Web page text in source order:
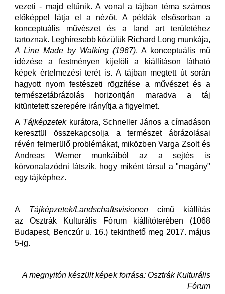
vezeti - majd eltűnik. A vonal a tájban téma számos
előképpel látja el a nézőt. A példák elsősorban a
konceptuális művészet és a land art területéhez
tartoznak. Leghíresebb közülük Richard Long munkája,
A Line Made by Walking (1967). A konceptuális mű
idézése a festményen kijelöli a kiállításon látható
képek értelmezési terét is. A tájban megtett út során
hagyott nyom festészeti rögzítése a művészet és a
természetábrázolás horizontján maradva a táj
kitüntetett szerepére irányítja a figyelmet.
A Tájképzetekkurátora, Schneller János a címadáson
keresztül összekapcsolja a természet ábrázolásai
révén felmerülő problémákat, miközben Varga Zsolt és
Andreas Werner munkáiból az a sejtés is
körvonalazódni látszik, hogy miként társul a "magány"
egy tájképhez.
A Tájképzetek/Landschaftsvisionen című kiállítás
az Osztrák Kulturális Fórum kiállítóterében (1068
Budapest, Benczúr u. 16.) tekinthető meg 2017. május
5-ig.
A megnyitón készült képek forrása: Osztrák Kulturális
Fórum